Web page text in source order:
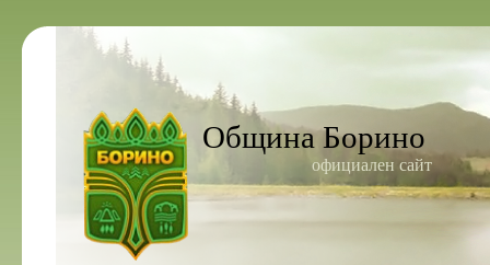
Община Борино
официален сайт